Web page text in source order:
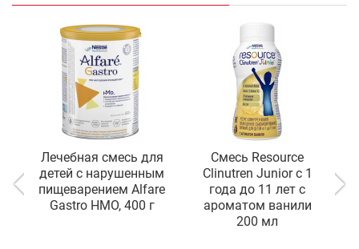
Лечебная смесь для
детей с нарушенным
пищеварением Alfare
Gastro HMO, 400 г
Смесь Resource
Clinutren Junior c 1
года до 11 лет с
ароматом ванили
200 мл